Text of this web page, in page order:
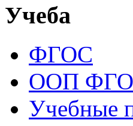
Учеба
ФГОС
ООП
Учебные